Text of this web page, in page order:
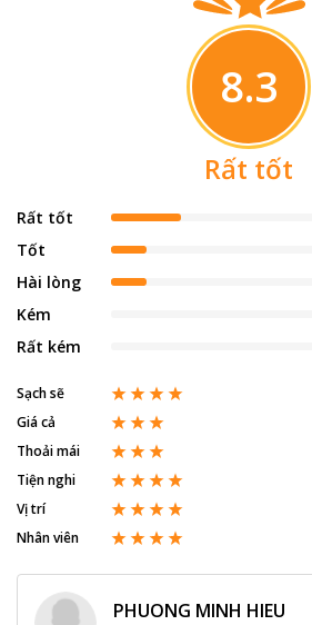
8.3
Rất tốt
Rất tốt
Tốt
Hài lòng
Kém
Rất kém
Sạch sẽ
Giá cả
Thoải mái
Tiện nghi
Vị trí
Nhân viên
PHUONG MINH HIEU